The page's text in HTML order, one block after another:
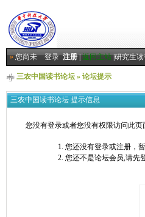
»您尚未登录 注册|返回主站|研究生读
三农中国读书论坛» 论坛提示
三农中国读书论坛 提示信息
您没有登录或者您没有权限访问此
您还没有登录或注册，
您还不是论坛会员,请先